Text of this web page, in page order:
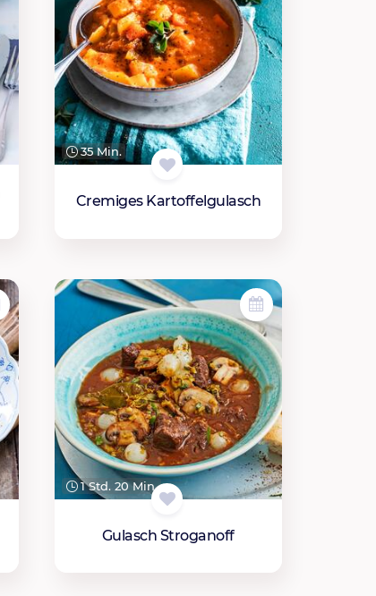
35 Min.
Cremiges Kartoffelgulasch
1 Std. 20 Min.
Gulasch Stroganoff